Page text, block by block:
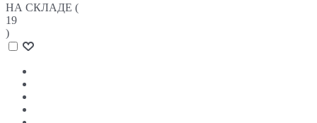
НА СКЛАДЕ (
19
)